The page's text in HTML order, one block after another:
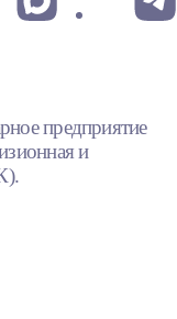
предприятие
и